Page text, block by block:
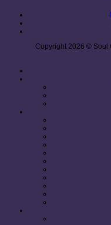
Copyright 2026 © Soul